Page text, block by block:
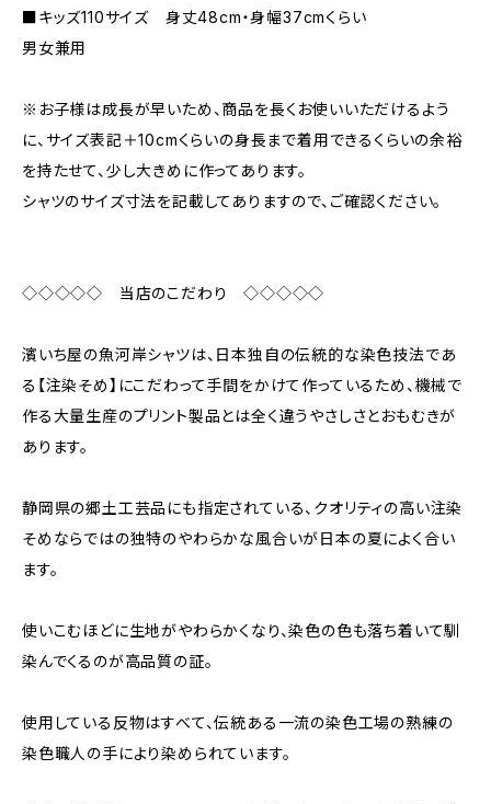
■キッズ110サイズ 身丈48cm・身幅37cmくらい
男女兼用
※お子様は成長が早いため、商品を長くお使いいただけるよう
に、サイズ表記＋10cmくらいの身長まで着用できるくらいの余裕
を持たせて、少し大きめに作ってあります。
シャツのサイズ寸法を記載してありますので、ご確認ください。
◇◇◇◇◇ 当店のこだわり ◇◇◇◇◇
濱いち屋の魚河岸シャツは、日本独自の伝統的な染色技法であ
る【注染そめ】にこだわって手間をかけて作っているため、機械で
作る大量生産のプリント製品とは全く違うやさしさとおもむきが
あります。
静岡県の郷土工芸品にも指定されている、クオリティの高い注染
そめならではの独特のやわらかな風合いが日本の夏によく合い
ます。
使いこむほどに生地がやわらかくなり、染色の色も落ち着いて馴
染んでくるのが高品質の証。
使用している反物はすべて、伝統ある一流の染色工場の熟練の
染色職人の手により染められています。